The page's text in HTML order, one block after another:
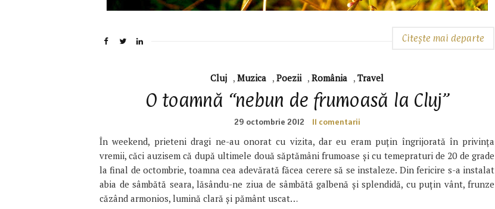
Citește mai departe
Cluj ,Muzica ,Poezii ,România ,Travel
O toamnă “nebun de frumoasă la Cluj”
29 octombrie 2012 11 comentarii
În weekend, prieteni dragi ne-au onorat cu vizita, dar eu eram puţin îngrijorată în privinţa
vremii, căci auzisem că după ultimele două săptămâni frumoase şi cu temepraturi de 20 de grade
la final de octombrie, toamna cea adevărată făcea cerere să se instaleze. Din fericire s-a instalat
abia de sâmbătă seara, lăsându-ne ziua de sâmbătă galbenă şi splendidă, cu puţin vânt, frunze
căzând armonios, lumină clară şi pământ uscat…